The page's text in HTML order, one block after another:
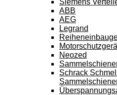
Siemens
ABB
AEG
Legrand
Neozed
Schrack